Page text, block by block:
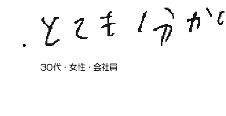
30代・女性・会社員